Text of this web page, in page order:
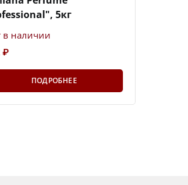
5кг
в наличии
₽
ПОДРОБНЕЕ